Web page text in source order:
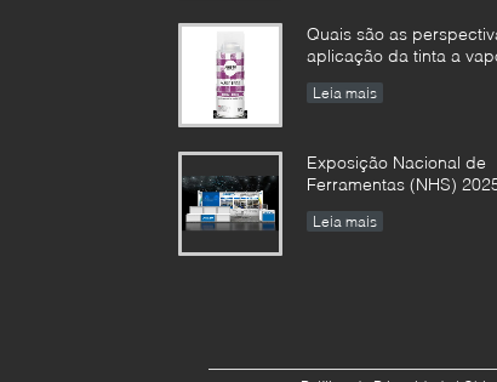
Quais são as
aplicação da tinta a
Leia mais
Exposição Nacional de
Ferramentas (NHS)
Leia mais